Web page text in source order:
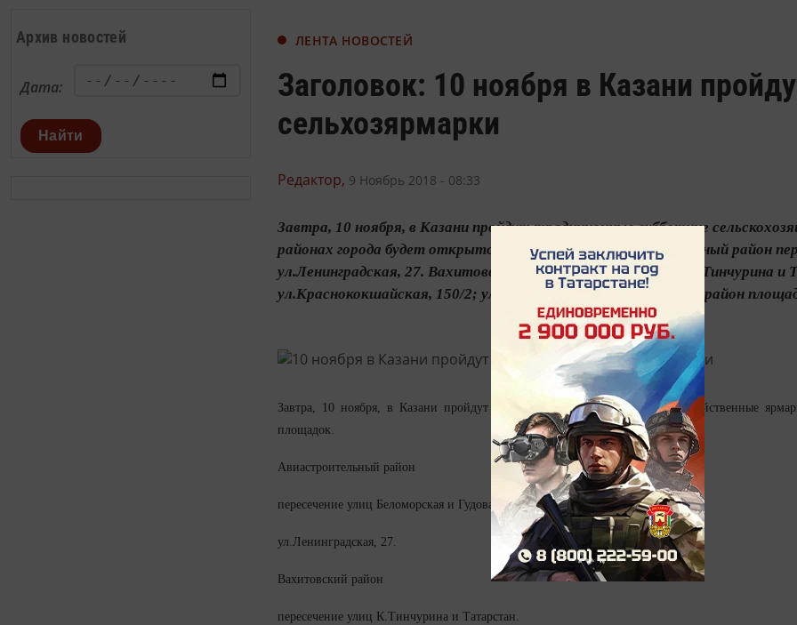
Архив новостей
Дата:
Найти
ЛЕНТА НОВОСТЕЙ
Заголовок: 10 ноября в Казани
сельхозярмарки
Редактор, 9 Ноябрь 2018 - 08:33
Завтра, 10 ноября, в Казани пройдут традиционные субботние
районах города будет открыто 15 площадок. Авиастроительный район
ул.Ленинградская, 27. Вахитовский район пересечение улиц
ул.Краснококшайская, 150/2; ул.Ильича, 1 корп.1. Московский район
Завтра, 10 ноября, в Казани пройдут традиционные субботние сельскохозяйственные
площадок.
Авиастроительный район
пересечение улиц Беломорская и Гудованцева;
ул.Ленинградская, 27.
Вахитовский район
пересечение улиц К.Тинчурина и Татарстан.